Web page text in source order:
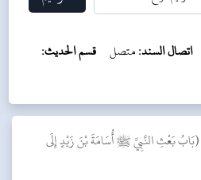
اتصال السند:متصل قسم الحديث:
(بَابُ بَعْثِ النَّبِيِّ ﷺ أُسَامَةَ بْنَ زَيْدٍ إِلَى